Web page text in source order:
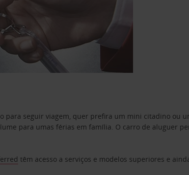
seguir viagem, quer prefira um mini citadino ou
para umas férias em família. O carro de aluguer
têm acesso a serviços e modelos superiores e